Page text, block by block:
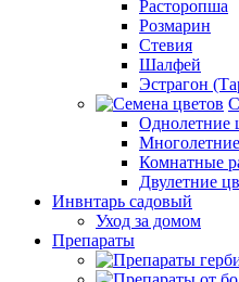
Расторопша
Розмарин
Стевия
Шалфей
Эстрагон
Однолетние
Комнатные
Двулетние
Инвнтарь садовый
Уход за домом
Препараты